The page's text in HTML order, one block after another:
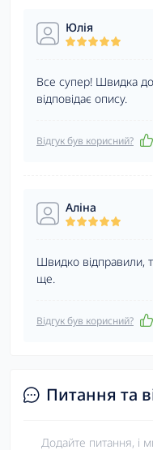
Юлія
Все супер! Швидка
відповідає опису.
Відгук був корисний?
Аліна
Швидко відправили,
ще.
Відгук був корисний?
Питання та
Додайте питання, і